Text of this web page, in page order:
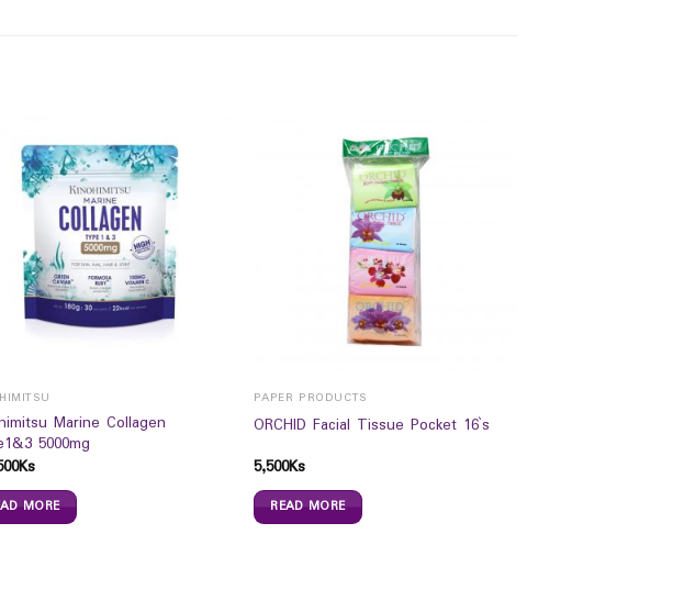
Marine Collagen
5000mg
Ks
MORE
PAPER PRODUCTS
ORCHID Facial Tissue Pocket 16`s
5,500Ks
READ MORE